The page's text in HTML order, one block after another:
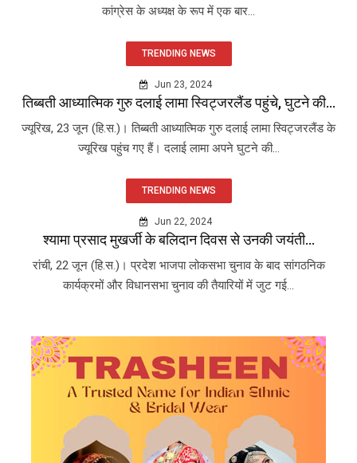
कांग्रेस के अध्यक्ष के रूप में एक बार...
TRENDING NEWS
Jun 23, 2024
तिब्बती आध्यात्मिक गुरु दलाई लामा स्विट्जरलैंड पहुंचे, घुटने की...
ज्यूरिख, 23 जून (हि.स.)। तिब्बती आध्यात्मिक गुरु दलाई लामा स्विट्जरलैंड के
ज्यूरिख पहुंच गए हैं। दलाई लामा अपने घुटने की...
TRENDING NEWS
Jun 22, 2024
श्यामा प्रसाद मुखर्जी के बलिदान दिवस से उनकी जयंती...
रांची, 22 जून (हि.स.)। प्रदेश भाजपा लोकसभा चुनाव के बाद सांगठनिक
कार्यक्रमों और विधानसभा चुनाव की तैयारियों में जुट गई...